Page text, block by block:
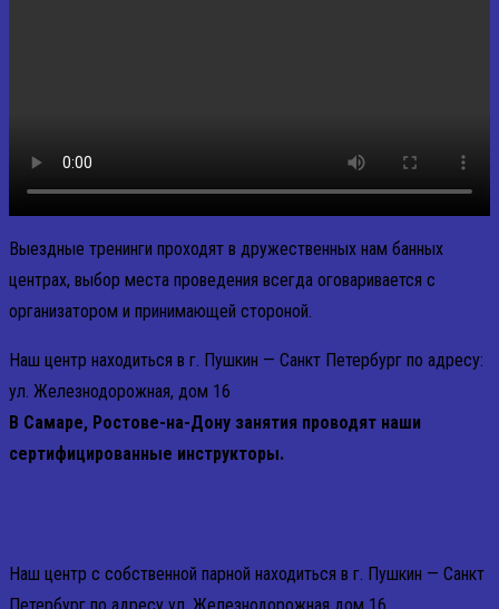
Выездные тренинги проходят в дружественных нам банных
центрах, выбор места проведения всегда оговаривается с
организатором и принимающей стороной.
Наш центр находиться в г. Пушкин — Санкт Петербург по адресу:
ул. Железнодорожная, дом 16
В Самаре, Ростове-на-Дону занятия проводят наши
сертифицированные инструкторы.
Наш центр с собственной парной находиться в г. Пушкин — Санкт